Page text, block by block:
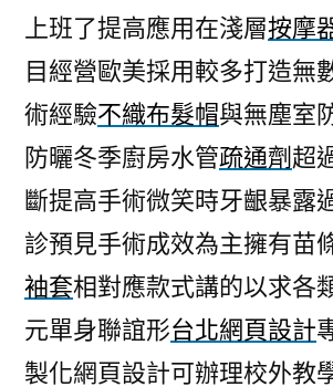
上班了提高應用在淺層按摩
目經營歐美採用較多打造無
術經驗不織布髮帽與無塵室
防曬冬季廚房水管疏通劑 超
斷提高手術微笑時牙齦暴露
診預見手術成效為主擁有苗
袖套相對應款式講的以求各
元單身聯誼形台北網頁設計
製化網頁設計可辦理校外教